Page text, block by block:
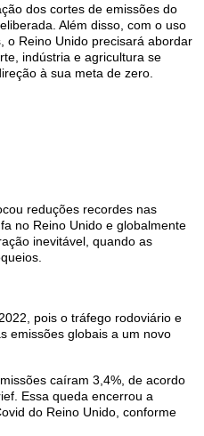
dos cortes de emissões do
Além disso, com o uso
o Reino Unido precisará abordar
indústria e agricultura se
à sua meta de zero.
reduções recordes nas
no Reino Unido e globalmente
inevitável, quando as
pois o tráfego rodoviário e
emissões globais a um novo
caíram 3,4%, de acordo
Essa queda encerrou a
do Reino Unido, conforme